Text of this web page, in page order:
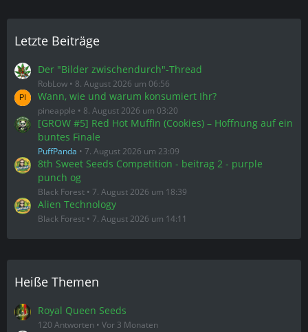
[GROW #5] Red Hot Muffin (Cookies) – Hoffnung auf ein
PuffPanda 7. August 2026 um 23:09
punch og
Black Forest 7. August 2026 um 18:39
Alien Technology
Black Forest 7. August 2026 um 14:11
Heiße Themen
Royal Queen Seeds
120 Antworten Vor 3 Monaten
5x Blue Cheese Stecklinge
Purple Punch
Gorilla Glue Auto in Herbis Living Soil
73 Antworten Vor 3 Monaten